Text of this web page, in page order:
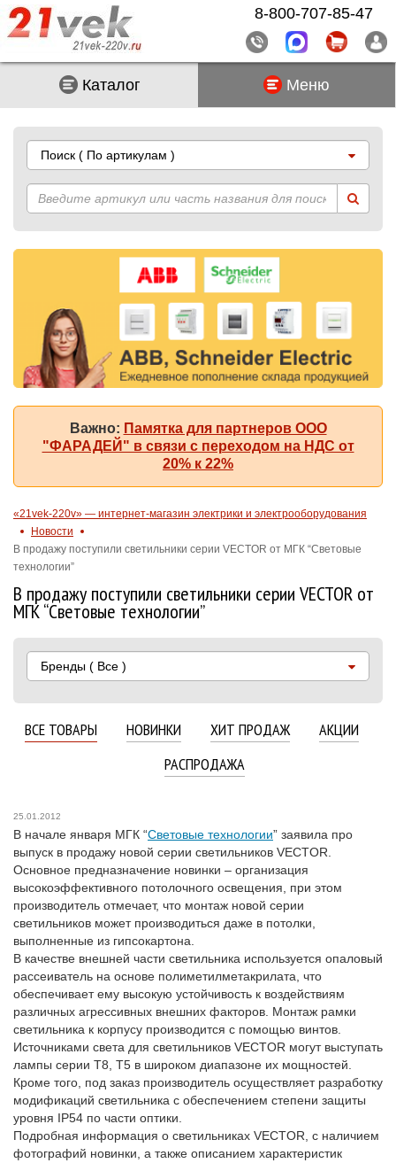
Каталог Меню
Поиск ( По артикулам )
Важно: Памятка для партнеров ООО
"ФАРАДЕЙ" в связи с переходом на НДС от
20% к 22%
«21vek-220v» — интернет-магазин электрики и электрооборудования
Новости
В продажу поступили светильники серии VECTOR от МГК “Световые
технологии”
В продажу поступили светильники серии VECTOR от
МГК “Световые технологии”
Бренды ( Все )
ВСЕ ТОВАРЫ НОВИНКИ ХИТ ПРОДАЖ
АКЦИИ
РАСПРОДАЖА
25.01.2012
В начале января МГК “Световые технологии” заявила про
выпуск в продажу новой серии светильников VECTOR.
Основное предназначение новинки – организация
высокоэффективного потолочного освещения, при этом
производитель отмечает, что монтаж новой серии
светильников может производиться даже в потолки,
выполненные из гипсокартона.
В качестве внешней части светильника используется опаловый
рассеиватель на основе полиметилметакрилата, что
обеспечивает ему высокую устойчивость к воздействиям
различных агрессивных внешних факторов. Монтаж рамки
светильника к корпусу производится с помощью винтов.
Источниками света для светильников VECTOR могут выступать
лампы серии Т8, Т5 в широком диапазоне их мощностей.
Кроме того, под заказ производитель осуществляет разработку
модификаций светильника с обеспечением степени защиты
уровня IP54 по части оптики.
Подробная информация о светильниках VECTOR, с наличием
фотографий новинки, а также описанием характеристик
8-800-707-85-47